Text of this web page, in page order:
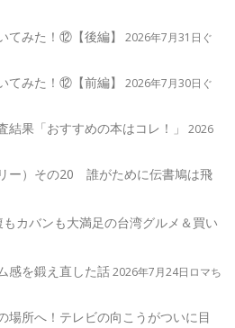
てみた！⑫【後編】
2026年7月31日ぐ
てみた！⑫【前編】
2026年7月30日ぐ
結果「おすすめの本はコレ！」
2026
ー）その20 誰がために伝書鳩は飛
カバンも大満足の台湾グルメ＆買い
感を鍛え直した話2026年7月24日ロマち
場所へ！テレビの向こうがついに目